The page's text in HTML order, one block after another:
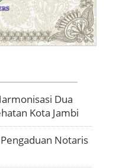
Dua
Kota Jambi
Notaris